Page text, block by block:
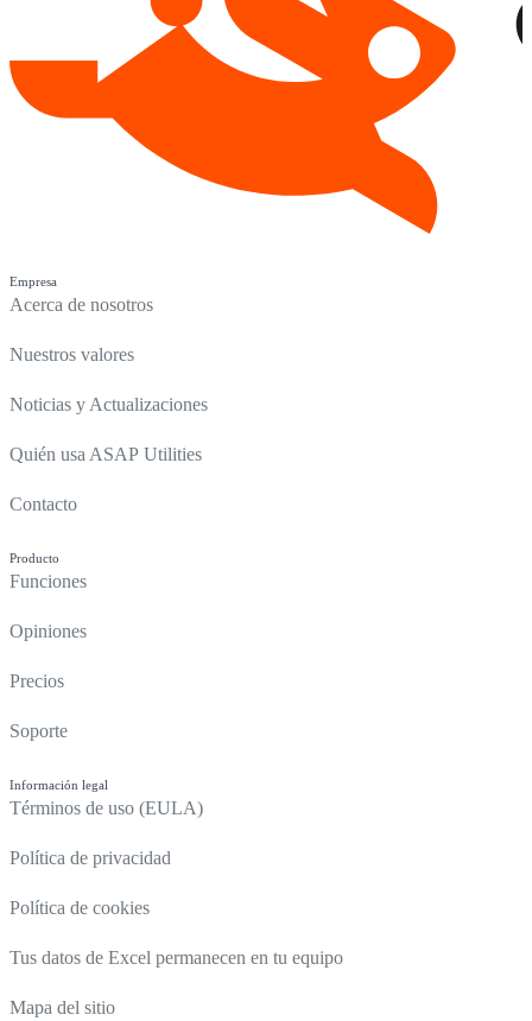
Empresa
Acerca de nosotros
Nuestros valores
Noticias y Actualizaciones
Quién usa ASAP Utilities
Contacto
Producto
Funciones
Opiniones
Precios
Soporte
Información legal
Términos de uso (EULA)
Política de privacidad
Política de cookies
Tus datos de Excel permanecen en tu equipo
Mapa del sitio